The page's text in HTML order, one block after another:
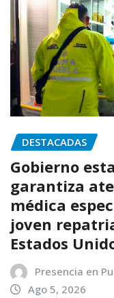
DESTACADAS
Gobierno
garantiza
médica
joven
Estados
Presencia en
Ago 5, 2026